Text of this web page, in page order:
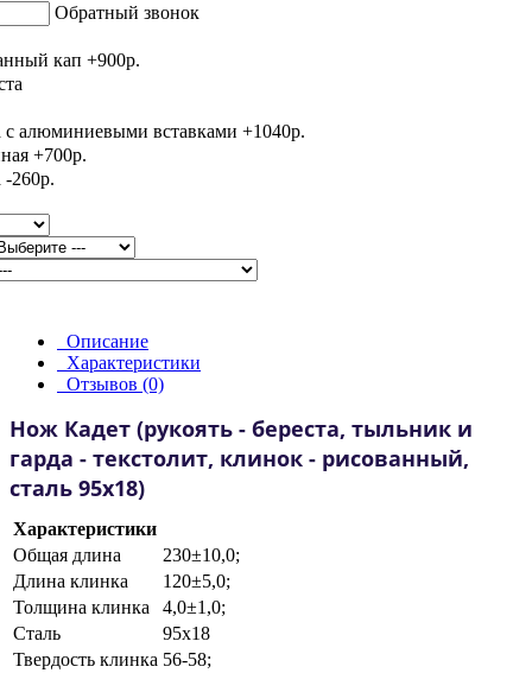
Обратный звонок
Описание
Характеристики
Отзывов (0)
Нож Кадет (рукоять - береста, тыльник и
гарда - текстолит, клинок - рисованный,
сталь 95х18)
Характеристики
Общая длина
230±10,0;
Длина клинка
120±5,0;
Толщина клинка
4,0±1,0;
Сталь
95х18
Твердость клинка 56-58;